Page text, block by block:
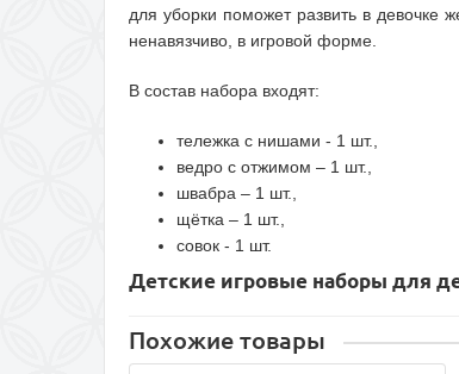
для уборки поможет развить в девочке
ненавязчиво, в игровой форме.
В состав набора входят:
тележка с нишами - 1 шт.,
ведро с отжимом – 1 шт.,
швабра – 1 шт.,
щётка – 1 шт.,
совок - 1 шт.
Детские игровые наборы для
Похожие товары